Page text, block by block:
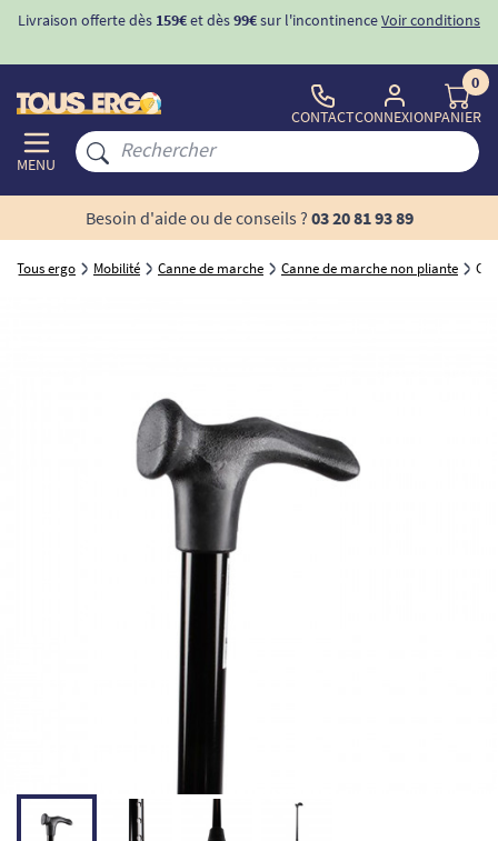
Livraison offerte dès 159€et dès99€sur l'incontinenceVoir conditions
MENU
CONTACTCONNEXION
0
PANIER
Besoin d'aide ou de conseils ? 03 20 81 93 89
Tous ergo Mobilité Canne de marche Canne de marche non pliante